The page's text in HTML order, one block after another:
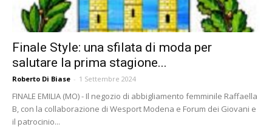
Finale Style: una sfilata di moda per
salutare la prima stagione...
Roberto Di Biase - 1 Settembre 2024
FINALE EMILIA (MO) - Il negozio di abbigliamento femminile Raffaella
B, con la collaborazione di Wesport Modena e Forum dei Giovani e
il patrocinio...